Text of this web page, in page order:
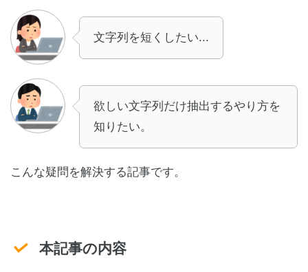
文字列を短くしたい...
欲しい文字列だけ抽出するやり方を
知りたい。
こんな疑問を解決する記事です。
本記事の内容